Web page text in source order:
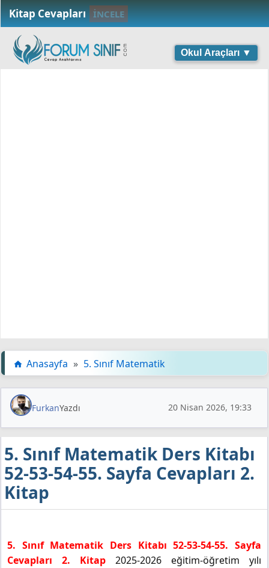
Kitap Cevapları İNCELE
Okul Araçları ▼
Anasayfa » 5. Sınıf Matematik
FurkanYazdı 20 Nisan 2026, 19:33
5. Sınıf Matematik Ders Kitabı
52-53-54-55. Sayfa Cevapları 2.
Kitap
5. Sınıf Matematik Ders Kitabı 52-53-54-55. Sayfa
Cevapları 2. Kitap 2025-2026 eğitim-öğretim yılı